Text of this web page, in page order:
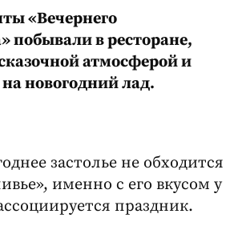
«Вечернего
побывали в ресторане,
атмосферой и
новогодний лад.
застолье не обходится
именно с его вкусом у
праздник.